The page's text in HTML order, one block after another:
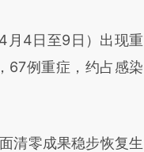
4日至9日）出现重
67例重症，约占感染
清零成果稳步恢复生